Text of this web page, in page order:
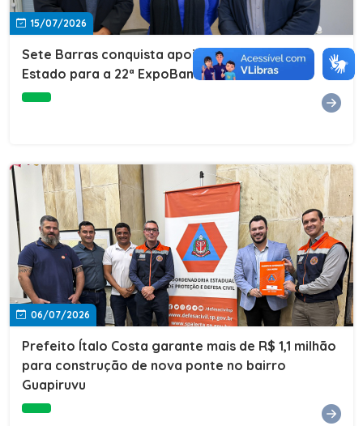
15/07/2026
Sete Barras conquista apoio do Governo do
Estado para a 22ª ExpoBanana
06/07/2026
Prefeito Ítalo Costa garante mais de R$ 1,1 milhão
para construção de nova ponte no bairro
Guapiruvu